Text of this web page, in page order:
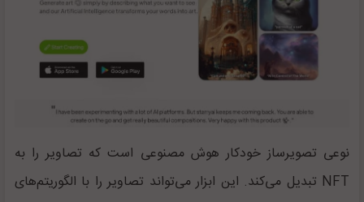
نوعی تصویرساز خودکار هوش مصنوعی است که تصاویر را به
NFT تبدیل می‌کند. این ابزار می‌تواند تصاویر را با الگوریتم‌های